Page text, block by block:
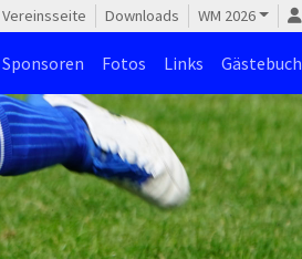
Vereinsseite Downloads WM 2026
Sponsoren Fotos Links Gästebuch